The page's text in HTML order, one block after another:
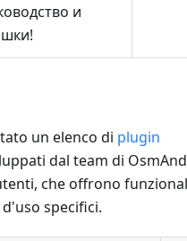
и
un elenco di plugin
dal team di
che offrono
specifici.